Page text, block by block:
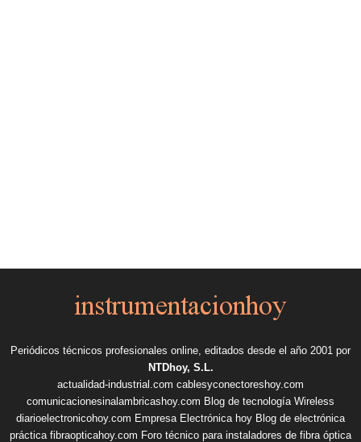
Periódicos técnicos profesionales online, editados desde el año 2001 por
NTDhoy, S.L.
actualidad-industrial.com cablesyconectoreshoy.com
comunicacionesinalambricashoy.com Blog de tecnología Wireless
diarioelectronicohoy.com Empresa Electrónica hoy Blog de electrónica
práctica fibraopticahoy.com Foro técnico para instaladores de fibra óptica